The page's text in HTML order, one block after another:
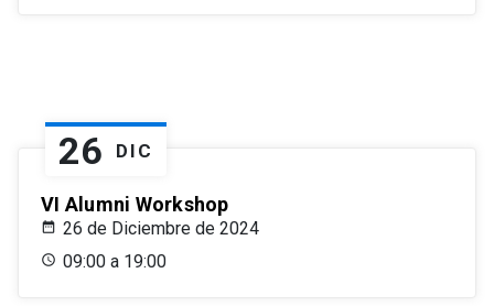
26 DIC
VI Alumni Workshop
26 de Diciembre de 2024
09:00 a 19:00